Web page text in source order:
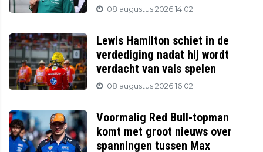
08 augustus 2026 14:02
Lewis Hamilton schiet in de
verdediging nadat hij wordt
verdacht van vals spelen
08 augustus 2026 16:02
Voormalig Red Bull-topman
komt met groot nieuws over
spanningen tussen Max